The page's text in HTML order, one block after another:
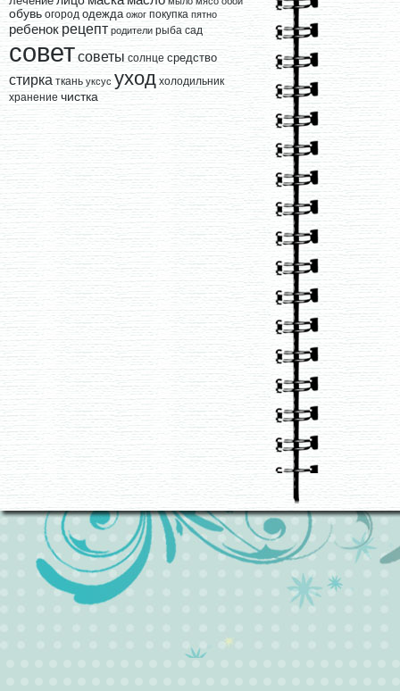
обувь огород одежда ожог покупка пятно
ребенок рецепт родители рыба сад
советсоветы солнце средство
стирка ткань уксус уход холодильник
хранение чистка